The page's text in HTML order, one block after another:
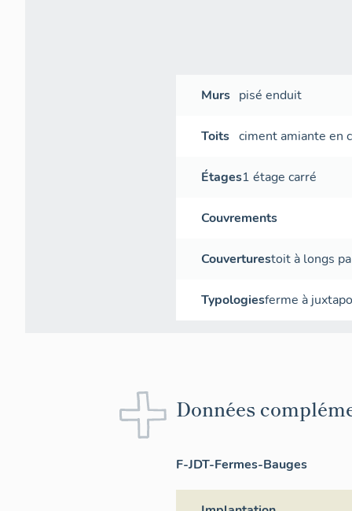
Murs pisé enduit
Toits ciment amiante en
Étages1 étage carré
Couvrements
Couverturestoit à longs
Typologiesferme à
Données
F-JDT-Fermes-Bauges